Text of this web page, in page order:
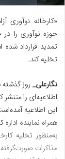
«کارخانه نوآوری
حوزه نوآوری را
تمدید قرارداد
تخلیه کند.
نگارعلی_ روز
اطلاعیه‌ای را
همراه نماینده
به‌منظور تخلیه
مذاکرات